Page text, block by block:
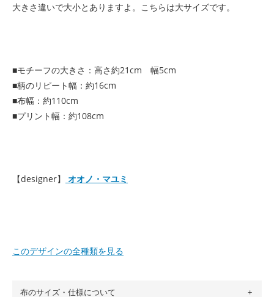
大きさ違いで大小とありますよ。こちらは大サイズです。
■モチーフの大きさ：高さ約21cm 幅5cm
■柄のリピート幅：約16cm
■布幅：約110cm
■プリント幅：約108cm
【designer】 オオノ・マユミ
このデザインの全種類を見る
布のサイズ・仕様について